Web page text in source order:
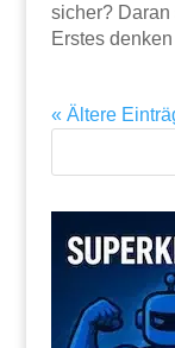
sicher?
Erstes
« Ältere